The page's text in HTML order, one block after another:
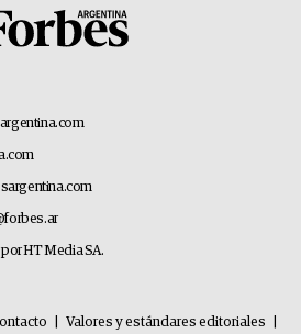
HT Media SA.
Valores y estándares editoriales